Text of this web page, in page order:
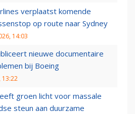
verplaatst komende
op route naar Sydney
14:03
nieuwe documentaire
bij Boeing
13:22
groen licht voor massale
steun aan duurzame